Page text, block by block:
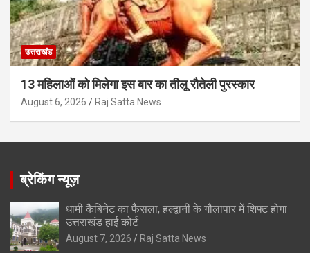
उत्तराखंड
13 महिलाओं को मिलेगा इस बार का तीलू रौतेली पुरस्कार
August 6, 2026 Raj Satta News
ब्रेकिंग न्यूज़
धामी कैबिनेट का फैसला, हल्द्वानी के गौलापार में शिफ्ट होगा
उत्तराखंड हाई कोर्ट
August 7, 2026 Raj Satta News